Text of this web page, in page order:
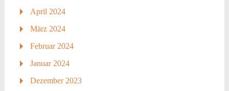
April 2024
März 2024
Februar 2024
Januar 2024
Dezember 2023